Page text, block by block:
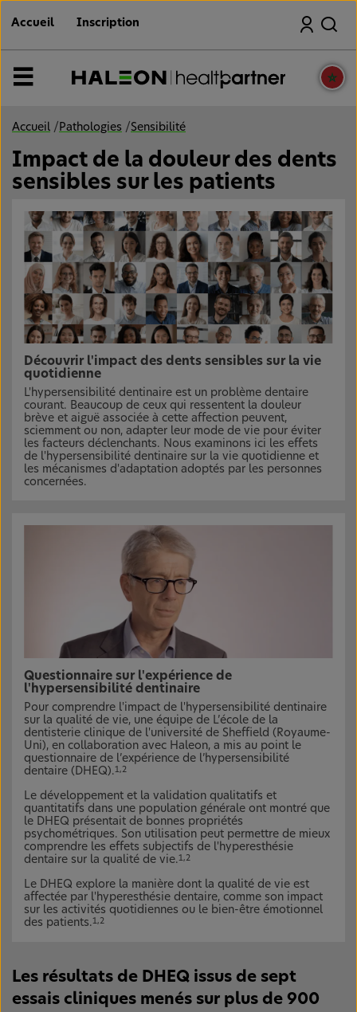
Accueil Inscription Recherche
MENU
Accueil / Pathologies / Sensibilité
Impact de la douleur des dents
sensibles sur les patients
Découvrir l'impact des dents sensibles sur la vie
quotidienne
L'hypersensibilité dentinaire est un problème dentaire
courant. Beaucoup de ceux qui ressentent la douleur
brève et aiguë associée à cette affection peuvent,
sciemment ou non, adapter leur mode de vie pour éviter
les facteurs déclenchants. Nous examinons ici les effets
de l'hypersensibilité dentinaire sur la vie quotidienne et
les mécanismes d'adaptation adoptés par les personnes
concernées.
Questionnaire sur l'expérience de
l'hypersensibilité dentinaire
Pour comprendre l'impact de l'hypersensibilité dentinaire
sur la qualité de vie, une équipe de L’école de la
dentisterie clinique de l'université de Sheffield (Royaume-
Uni), en collaboration avec Haleon, a mis au point le
questionnaire de l’expérience de l’hypersensibilité
dentaire (DHEQ).1,2
Le développement et la validation qualitatifs et
quantitatifs dans une population générale ont montré que
le DHEQ présentait de bonnes propriétés
psychométriques. Son utilisation peut permettre de mieux
comprendre les effets subjectifs de l'hyperesthésie
dentaire sur la qualité de vie.1,2
Le DHEQ explore la manière dont la qualité de vie est
affectée par l'hyperesthésie dentaire, comme son impact
sur les activités quotidiennes ou le bien-être émotionnel
des patients.1,2
Les résultats de DHEQ issus de sept
essais cliniques menés sur plus de 900